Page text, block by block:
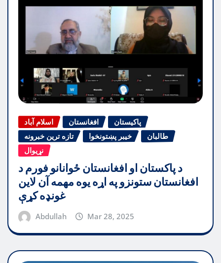
اسلام آباد افغانستان
پاکیستان
تازه ترین خبرونه
خیبر پښتونخوا
طالبان
نړیوال
د پاکستان او افغانستان ځوانانو فورم د
افغانستان ستونزو په اړه یوه مهمه آن لاین
غونډه کړې
Abdullah Mar 28, 2025